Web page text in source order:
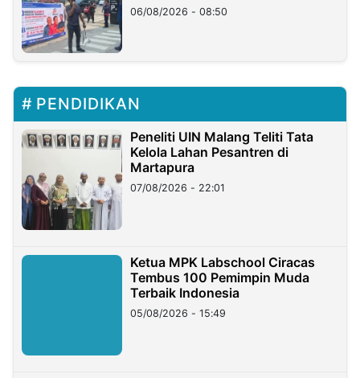
06/08/2026 - 08:50
PENDIDIKAN
Peneliti UIN Malang Teliti Tata
Kelola Lahan Pesantren di
Martapura
07/08/2026 - 22:01
Ketua MPK Labschool Ciracas
Tembus 100 Pemimpin Muda
Terbaik Indonesia
05/08/2026 - 15:49